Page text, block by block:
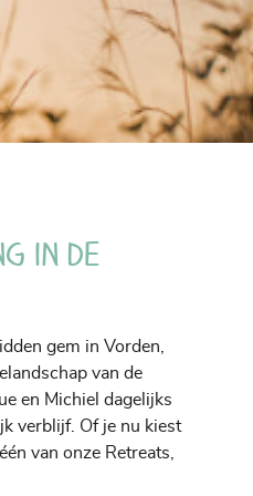
in de
gem in Vorden,
van de
en Michiel dagelijks
verblijf. Of je nu kiest
van onze Retreats,